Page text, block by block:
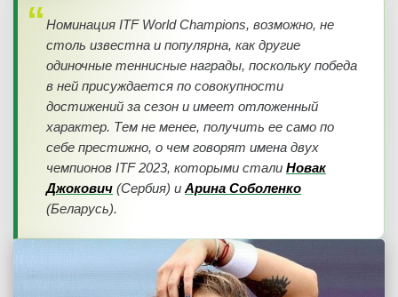
Номинация ITF World Champions, возможно, не
столь известна и популярна, как другие
одиночные теннисные награды, поскольку победа
в ней присуждается по совокупности
достижений за сезон и имеет отложенный
характер. Тем не менее, получить ее само по
себе престижно, о чем говорят имена двух
чемпионов ITF 2023, которыми стали Новак
Джокович (Сербия) и Арина Соболенко
(Беларусь).